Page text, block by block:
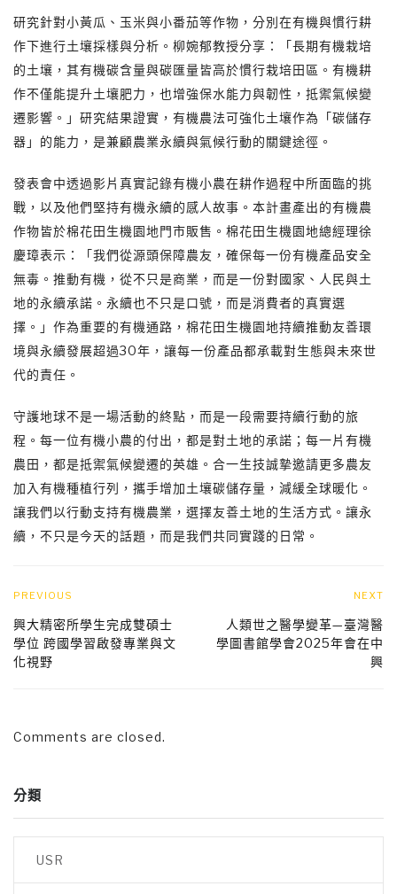
研究針對小黃瓜、玉米與小番茄等作物，分別在有機與慣行耕
作下進行土壤採樣與分析。柳婉郁教授分享：「長期有機栽培
的土壤，其有機碳含量與碳匯量皆高於慣行栽培田區。有機耕
作不僅能提升土壤肥力，也增強保水能力與韌性，抵禦氣候變
遷影響。」研究結果證實，有機農法可強化土壤作為「碳儲存
器」的能力，是兼顧農業永續與氣候行動的關鍵途徑。
發表會中透過影片真實記錄有機小農在耕作過程中所面臨的挑
戰，以及他們堅持有機永續的感人故事。本計畫產出的有機農
作物皆於棉花田生機園地門市販售。棉花田生機園地總經理徐
慶璋表示：「我們從源頭保障農友，確保每一份有機產品安全
無毒。推動有機，從不只是商業，而是一份對國家、人民與土
地的永續承諾。永續也不只是口號，而是消費者的真實選
擇。」作為重要的有機通路，棉花田生機園地持續推動友善環
境與永續發展超過30年，讓每一份產品都承載對生態與未來世
代的責任。
守護地球不是一場活動的終點，而是一段需要持續行動的旅
程。每一位有機小農的付出，都是對土地的承諾；每一片有機
農田，都是抵禦氣候變遷的英雄。合一生技誠摯邀請更多農友
加入有機種植行列，攜手增加土壤碳儲存量，減緩全球暖化。
讓我們以行動支持有機農業，選擇友善土地的生活方式。讓永
續，不只是今天的話題，而是我們共同實踐的日常。
PREVIOUS
興大精密所學生完成雙碩士
學位 跨國學習啟發專業與文
化視野
NEXT
人類世之醫學變革—臺灣醫
學圖書館學會2025年會在中
興
Comments are closed.
分類
USR